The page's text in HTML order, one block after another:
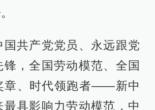
国共产党党员、永远跟党
锋，全国劳动模范、全国
章、时代领跑者——新中
最具影响力劳动模范，中